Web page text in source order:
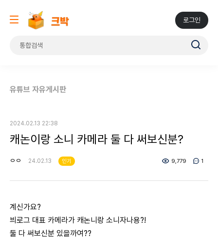
로그인
유튜브 자유게시판
2024.02.13 22:38
캐논이랑 소니 카메라 둘 다 써보신분?
ㅇㅇ 24.02.13 인기 9,779 1
계신가요?
븨로그 대표 카메라가 캐논니랑 소니자나용?!
둘 다 써보신분 있을까여??